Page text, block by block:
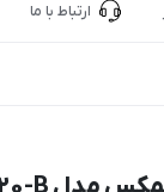
ارتباط با ما